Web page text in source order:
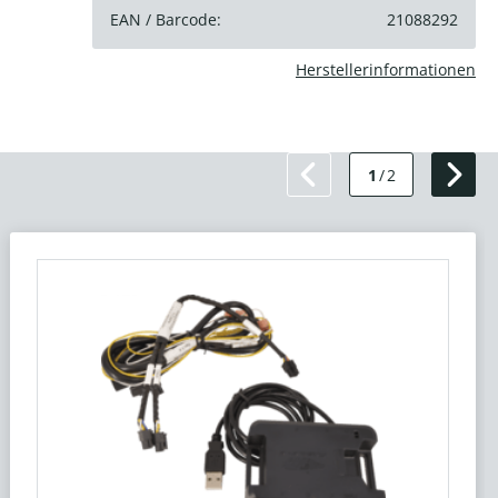
EAN / Barcode:
21088292
Herstellerinformationen
1 /2